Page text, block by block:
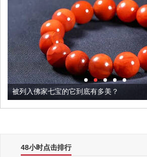
被列入佛家七宝的它到底有多美？
48小时点击排行